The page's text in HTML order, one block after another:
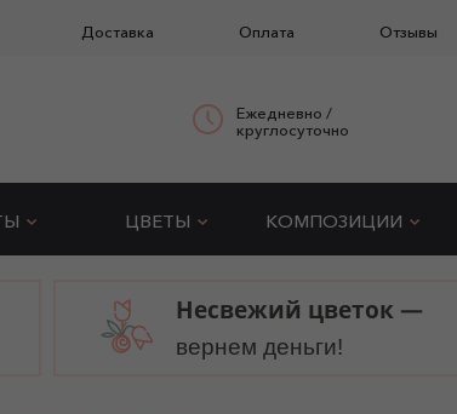
Доставка Оплата Отзывы
Ежедневно /
круглосуточно
ЦВЕТЫ КОМПОЗИЦИИ
Несвежий цветок —
вернем деньги!